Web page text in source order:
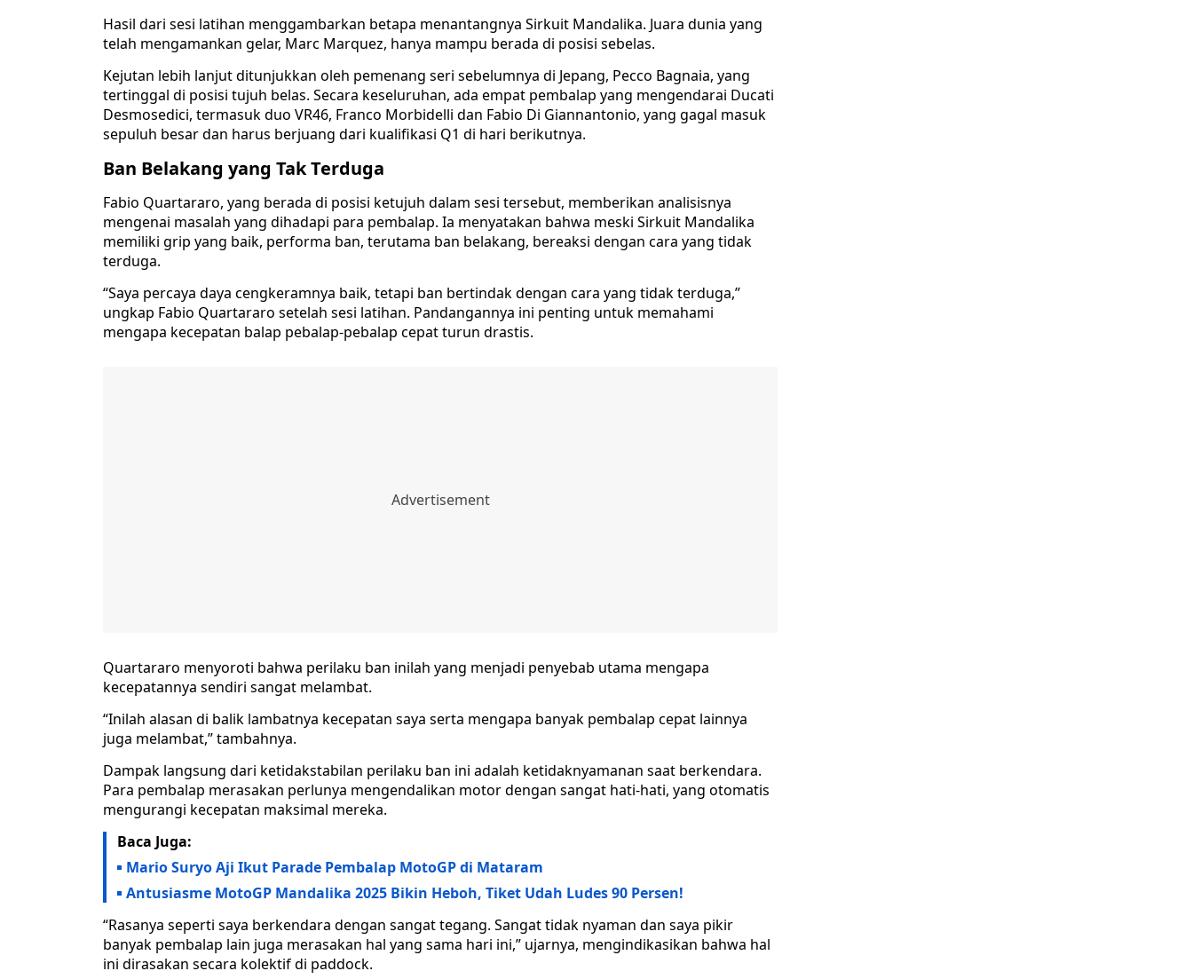
Hasil dari sesi latihan menggambarkan betapa menantangnya Sirkuit Mandalika. Juara dunia yang
telah mengamankan gelar, Marc Marquez, hanya mampu berada di posisi sebelas.
Kejutan lebih lanjut ditunjukkan oleh pemenang seri sebelumnya di Jepang, Pecco Bagnaia, yang
tertinggal di posisi tujuh belas. Secara keseluruhan, ada empat pembalap yang mengendarai Ducati
Desmosedici, termasuk duo VR46, Franco Morbidelli dan Fabio Di Giannantonio, yang gagal masuk
sepuluh besar dan harus berjuang dari kualifikasi Q1 di hari berikutnya.
Ban Belakang yang Tak Terduga
Fabio Quartararo, yang berada di posisi ketujuh dalam sesi tersebut, memberikan analisisnya
mengenai masalah yang dihadapi para pembalap. Ia menyatakan bahwa meski Sirkuit Mandalika
memiliki grip yang baik, performa ban, terutama ban belakang, bereaksi dengan cara yang tidak
terduga.
“Saya percaya daya cengkeramnya baik, tetapi ban bertindak dengan cara yang tidak terduga,”
ungkap Fabio Quartararo setelah sesi latihan. Pandangannya ini penting untuk memahami
mengapa kecepatan balap pebalap-pebalap cepat turun drastis.
Quartararo menyoroti bahwa perilaku ban inilah yang menjadi penyebab utama mengapa
kecepatannya sendiri sangat melambat.
“Inilah alasan di balik lambatnya kecepatan saya serta mengapa banyak pembalap cepat lainnya
juga melambat,” tambahnya.
Dampak langsung dari ketidakstabilan perilaku ban ini adalah ketidaknyamanan saat berkendara.
Para pembalap merasakan perlunya mengendalikan motor dengan sangat hati-hati, yang otomatis
mengurangi kecepatan maksimal mereka.
Baca Juga:
Mario Suryo Aji Ikut Parade Pembalap MotoGP di Mataram
Antusiasme MotoGP Mandalika 2025 Bikin Heboh, Tiket Udah Ludes 90 Persen!
“Rasanya seperti saya berkendara dengan sangat tegang. Sangat tidak nyaman dan saya pikir
banyak pembalap lain juga merasakan hal yang sama hari ini,” ujarnya, mengindikasikan bahwa hal
ini dirasakan secara kolektif di paddock.